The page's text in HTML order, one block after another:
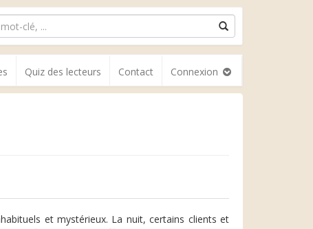
Quiz des lecteurs Contact Connexion
et mystérieux. La nuit, certains clients et